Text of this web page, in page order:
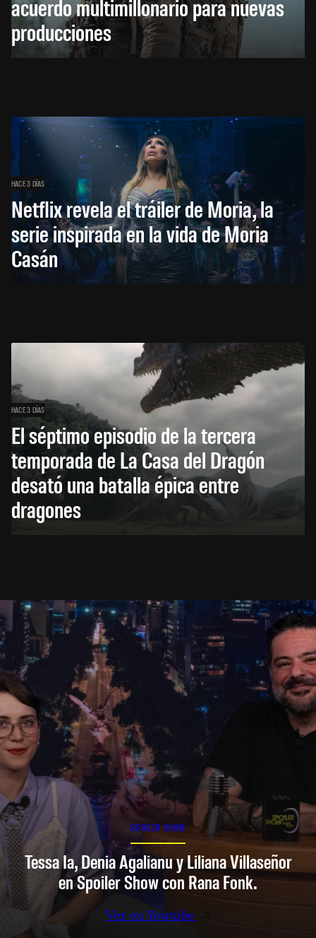
acuerdo multimillonario para nuevas
producciones
HACE 3 DÍAS
Netflix revela el tráiler de Moria, la
serie inspirada en la vida de Moria
Casán
HACE 3 DÍAS
El séptimo episodio de la tercera
temporada de La Casa del Dragón
desató una batalla épica entre
dragones
SPOILER SHOW
Tessa Ia, Denia Agalianu y Liliana Villaseñor
en Spoiler Show con Rana Fonk.
Ver en Youtube